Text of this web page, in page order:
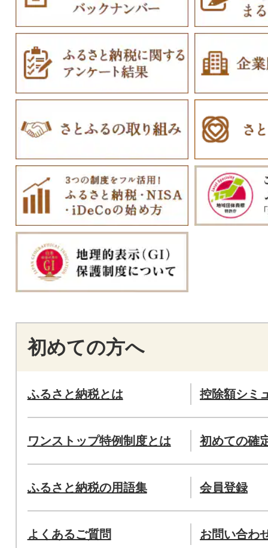
初めての方へ
ふるさと納税とは 控除額シミ
ワンストップ特例制度とは 初めての確
ふるさと納税の用語集 会員登録
よくあるご質問 お問い合わ